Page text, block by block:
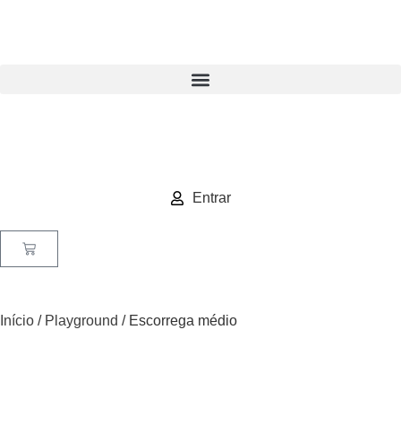
Entrar
Início / Playground / Escorrega médio